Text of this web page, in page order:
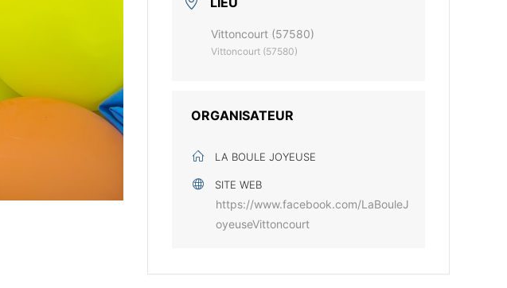
Vittoncourt (57580)
Vittoncourt (57580)
ORGANISATEUR
LA BOULE JOYEUSE
SITE WEB
https://www.facebook.com/LaBouleJ
oyeuseVittoncourt